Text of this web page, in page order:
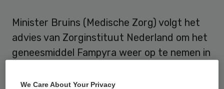
Minister Bruins (Medische Zorg) volgt het
advies van Zorginstituut Nederland om het
geneesmiddel Fampyra weer op te nemen in
MS-patiënten met ernstige loopbeperkingen
We Care About Your Privacy